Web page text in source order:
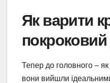
Як варити
Тепер до головного –
вони вийшли